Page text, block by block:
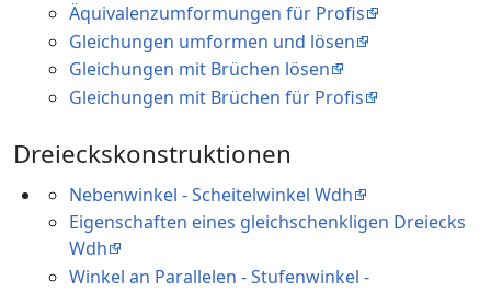
Äquivalenzumformungen für Profis
Gleichungen umformen und lösen
Gleichungen mit Brüchen lösen
Gleichungen mit Brüchen für Profis
Dreieckskonstruktionen
Nebenwinkel - Scheitelwinkel Wdh
Eigenschaften eines gleichschenkligen Dreiecks
Wdh
Winkel an Parallelen - Stufenwinkel -